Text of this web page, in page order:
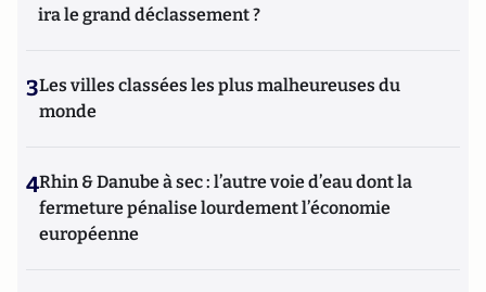
ira le grand déclassement ?
3Les villes classées les plus malheureuses du
monde
4Rhin & Danube à sec : l’autre voie d’eau dont la
fermeture pénalise lourdement l’économie
européenne